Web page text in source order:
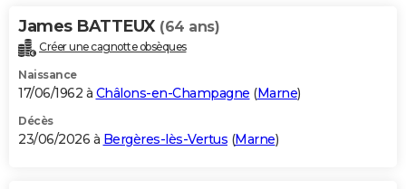
Alimentation
Guide de la santé
Maladies
Médicaments
Sommeil
VOYAGE
Destinations
City break
Voyage nature
Voyage de noces
Forum
Climat
+PHOTO
GUIDES D'ACHAT
BONS PLANS
James BATTEUX (64 ans)
Créer une cagnotte obsèques
Naissance
17/06/1962 à Châlons-en-Champagne (Marne)
Décès
23/06/2026 à Bergères-lès-Vertus (Marne)